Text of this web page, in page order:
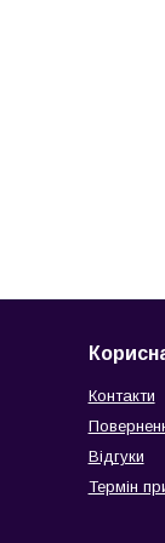
Контакти
Відгуки
Термін